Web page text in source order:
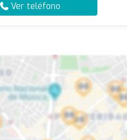
Ver teléfono